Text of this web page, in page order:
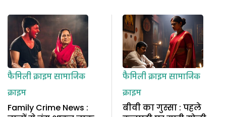
फैमिली क्राइमसामाजिक
क्राइम
Family Crime News :
फैमिली क्राइमसामाजिक
क्राइम
बीवी का गुस्सा : पहले